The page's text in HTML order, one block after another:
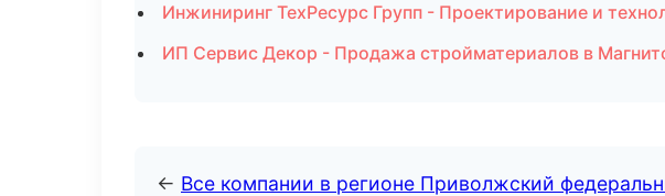
Инжиниринг ТехРесурс Групп - Проектирование и
ИП Сервис Декор - Продажа стройматериалов в
← Все компании в регионе Приволжский